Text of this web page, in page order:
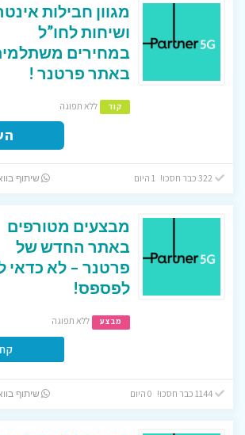
מגוון חבילות
ושיחות לחו”ל
במחירים
באתר פרטנר !
קוד ללא תפוגה
שיתוף
מבצעים מטורפים
באתר החדש של
פרטנר – לא כדאי
לפספס!
מבצע ללא תפוגה
1144 כבר חסכו! 0 היום שיתוף